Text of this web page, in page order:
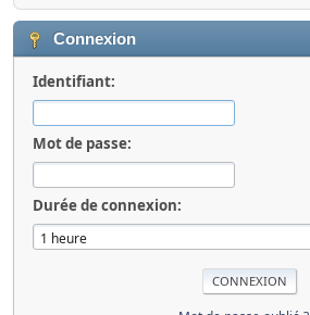
Connexion
Identifiant:
Mot de passe:
Durée de connexion: